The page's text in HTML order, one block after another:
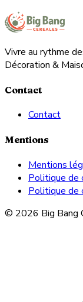
Vivre au rythme
Décoration &
Contact
Contact
Mentions
Mentions
Politique de
Politique de
© 2026 Big Bang